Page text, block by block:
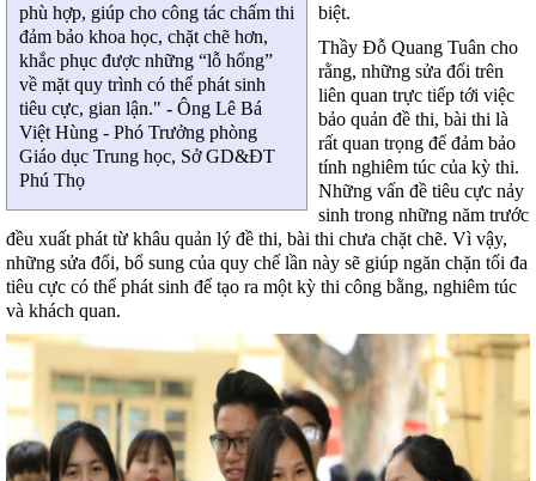
phù hợp, giúp cho công tác chấm thi
đảm bảo khoa học, chặt chẽ hơn,
khắc phục được những “lỗ hổng”
về mặt quy trình có thể phát sinh
tiêu cực, gian lận." - Ông Lê Bá
Việt Hùng - Phó Trưởng phòng
Giáo dục Trung học, Sở GD&ĐT
Phú Thọ
biệt.
Thầy Đỗ Quang Tuân cho
rằng, những sửa đổi trên
liên quan trực tiếp tới việc
bảo quản đề thi, bài thi là
rất quan trọng để đảm bảo
tính nghiêm túc của kỳ thi.
Những vấn đề tiêu cực nảy
sinh trong những năm trước
đều xuất phát từ khâu quản lý đề thi, bài thi chưa chặt chẽ. Vì vậy,
những sửa đổi, bổ sung của quy chế lần này sẽ giúp ngăn chặn tối đa
tiêu cực có thể phát sinh để tạo ra một kỳ thi công bằng, nghiêm túc
và khách quan.